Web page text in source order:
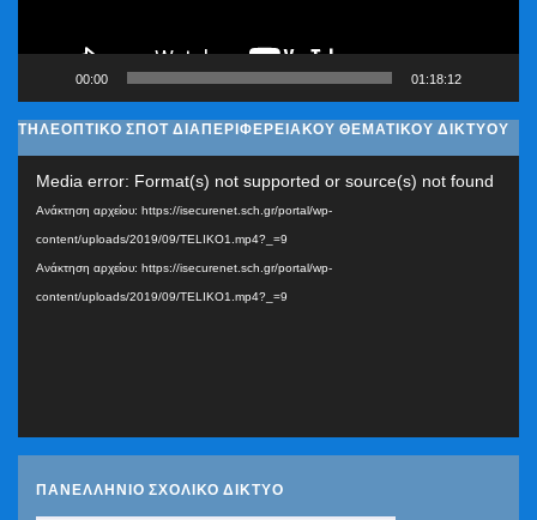
00:00 01:18:12
ΤΗΛΕΟΠΤΙΚΟ ΣΠΟΤ ΔΙΑΠΕΡΙΦΕΡΕΙΑΚΟΥ ΘΕΜΑΤΙΚΟΥ ΔΙΚΤΥΟΥ
Media error: Format(s) not supported or source(s) not found
Ανάκτηση αρχείου: https://isecurenet.sch.gr/portal/wp-
content/uploads/2019/09/TELIKO1.mp4?_=9
Ανάκτηση αρχείου: https://isecurenet.sch.gr/portal/wp-
content/uploads/2019/09/TELIKO1.mp4?_=9
ΠΑΝΕΛΛΗΝΙΟ ΣΧΟΛΙΚΟ ΔΙΚΤΥΟ